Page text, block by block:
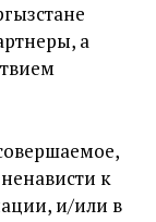
а
к
и/или в